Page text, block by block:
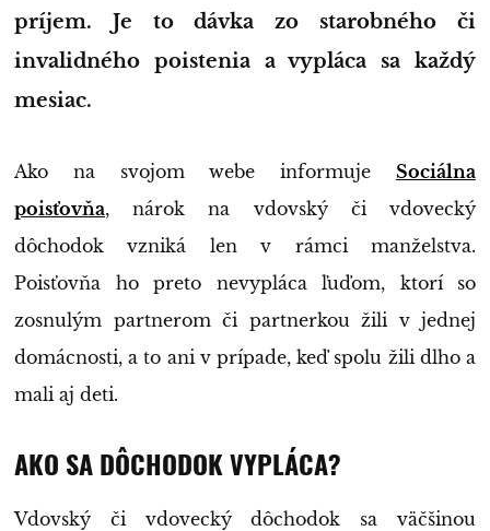
príjem. Je to dávka zo starobného či
invalidného poistenia a vypláca sa každý
mesiac.
Ako na svojom webe informuje Sociálna
poisťovňa, nárok na vdovský či vdovecký
dôchodok vzniká len v rámci manželstva.
Poisťovňa ho preto nevypláca ľuďom, ktorí so
zosnulým partnerom či partnerkou žili v jednej
domácnosti, a to ani v prípade, keď spolu žili dlho a
mali aj deti.
AKO SA DÔCHODOK VYPLÁCA?
Vdovský či vdovecký dôchodok sa väčšinou